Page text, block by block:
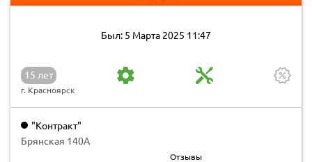
Был: 5 Марта 2025 11:47
15 лет
г. Красноярск
"Контракт"
Брянская 140А
Отзывы